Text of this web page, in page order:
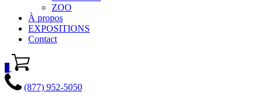
ZOO
À propos
EXPOSITIONS
Contact
0
(877) 952-5050